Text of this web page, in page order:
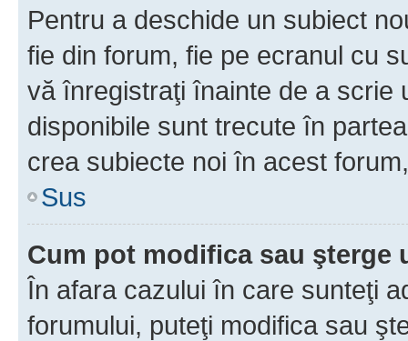
Pentru a deschide un subiect
fie din forum, fie pe ecranul cu
vă înregistraţi înainte de a scrie
disponibile sunt trecute în
crea subiecte noi în acest
Sus
Cum pot modifica sau şterge
În afara cazului în care sunteţi
forumului, puteţi modifica sau